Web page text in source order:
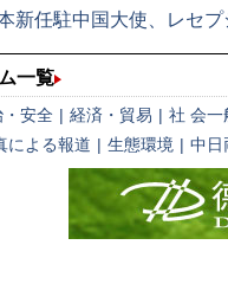
新任駐中国大使、レセ
一覧
・安全 | 経済・貿易 | 社 会一
による報道 | 生態環境 | 中日